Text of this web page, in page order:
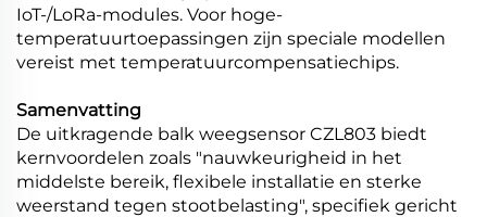
IoT-/LoRa-modules. Voor hoge-
temperatuurtoepassingen zijn speciale modellen
vereist met temperatuurcompensatiechips.
Samenvatting
De uitkragende balk weegsensor CZL803 biedt
kernvoordelen zoals "nauwkeurigheid in het
middelste bereik, flexibele installatie en sterke
weerstand tegen stootbelasting", specifiek gericht